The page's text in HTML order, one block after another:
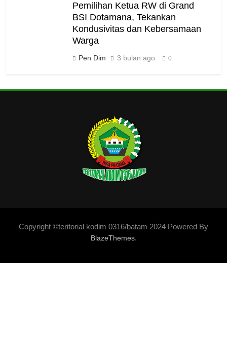
Pemilihan Ketua RW di Grand
BSI Dotamana, Tekankan
Kondusivitas dan Kebersamaan
Warga
Pen Dim 3 bulan ago 0
Copyright ©teritorial kodim 0316/batam 2024 Powered By
BlazeThemes.